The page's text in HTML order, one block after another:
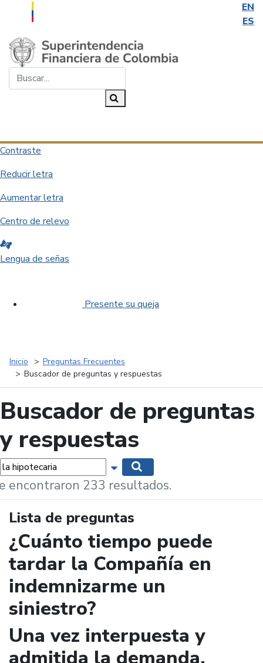
EN
ES
Saltar al contenido principal
Contraste
Reducir letra
Aumentar letra
Centro de relevo
Lengua de señas
Presente su queja
Inicio
Preguntas Frecuentes
Buscador de preguntas y respuestas
Buscador de preguntas
y respuestas
Mostrar opciones de búsqueda
encontraron 233 resultados.
Lista de preguntas
¿Cuánto tiempo puede
tardar la Compañía en
indemnizarme un
siniestro?
Una vez interpuesta y